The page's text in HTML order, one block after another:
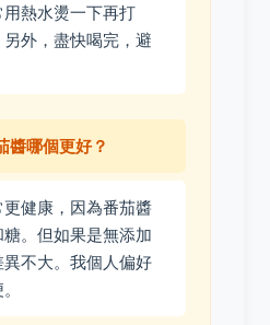
熱水燙一下再打
外，盡快喝完，避
醬哪個更好？
健康，因為番茄醬
。但如果是無添加
不大。我個人偏好